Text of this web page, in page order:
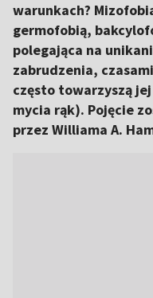
warunkach?
germofobią,
polegająca na
zabrudzenia,
często towarzyszą
mycia rąk). Pojęcie
przez Williama A.